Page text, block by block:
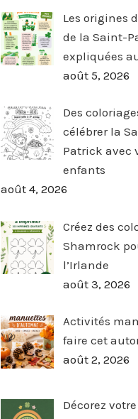
Les origines
de la Saint-
expliquées
août 5, 2026
Des
célébrer la
Patrick avec
enfants
août 4, 2026
Créez des
Shamrock
l’Irlande
août 3, 2026
Activités
faire cet
août 2, 2026
Décorez